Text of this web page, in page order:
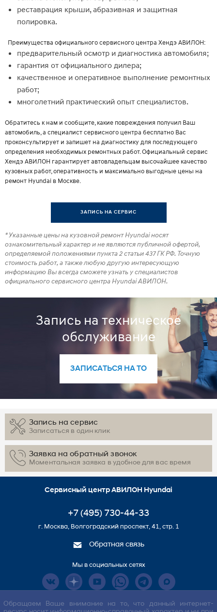
реставрация крыши, абразивная и защитная
полировка.
Преимущества официального сервисного центра Хендэ АВИЛОН:
предварительный осмотр и диагностика автомобиля;
гарантия от официального дилера;
качественное и оперативное выполнение ремонтных
работ;
многолетний практический опыт специалистов.
Обратитесь к нам и сообщите, какие повреждения получил Ваш
автомобиль, а специалист сервисного центра бесплатно Вас
проконсультирует и запишет на диагностику для последующего
определения необходимых ремонтных работ. Официальный сервис
Хендэ АВИЛОН гарантирует автовладельцам высочайшее качество
кузовных работ, оперативность и максимально выгодные цены на
ремонт Hyundai в Москве.
ЗАПИСЬ НА СЕРВИС
* Указанные цены на кузовной ремонт Hyundai носят
ознакомительный характер и не являются публичной офертой,
определяемой положениями пункта 2 статьи 437 ГК РФ. Точную
стоимость работ, а также любую другую интересующую
информацию Вы всегда сможете узнать у специалистов
официального сервисного центра Hyundai АВИЛОН.
Запись на техническое
обслуживание
ЗАПИСАТЬСЯ НА ТО
Запись на сервис
Записаться в один клик
Заявка на обратный звонок
Моментальная заявка в удобное для вас время
Сервисный центр АВИЛОН Hyundai
+7 (495) 730-44-33
г. Москва, Волгоградский проспект, 41, стр. 1
Обратная связь
Мы в социальных сетях
Обращаем Ваше внимание на то, что данный интернет-